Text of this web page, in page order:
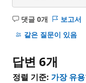
댓글 0개
설
명
음
보고서
같은 질문이 있음
답변 6개
정렬 기준: 가장 유